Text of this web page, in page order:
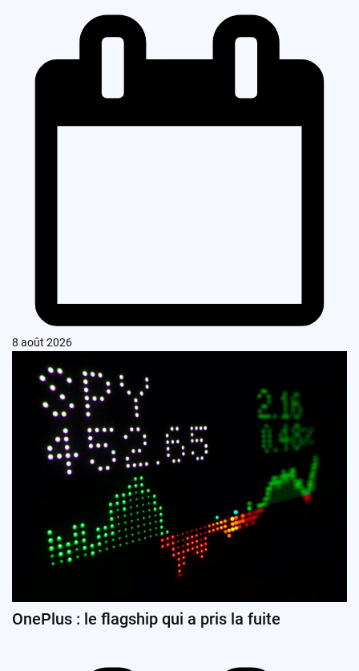
8 août 2026
OnePlus : le flagship qui a pris la fuite